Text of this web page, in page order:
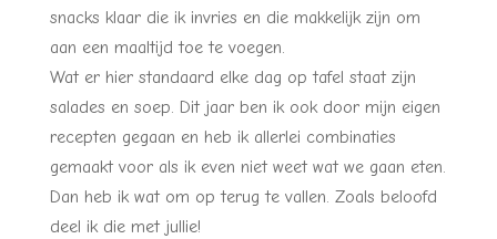
snacks klaar die ik invries en die makkelijk zijn om
aan een maaltijd toe te voegen.
Wat er hier standaard elke dag op tafel staat zijn
salades en soep. Dit jaar ben ik ook door mijn eigen
recepten gegaan en heb ik allerlei combinaties
gemaakt voor als ik even niet weet wat we gaan eten.
Dan heb ik wat om op terug te vallen. Zoals beloofd
deel ik die met jullie!